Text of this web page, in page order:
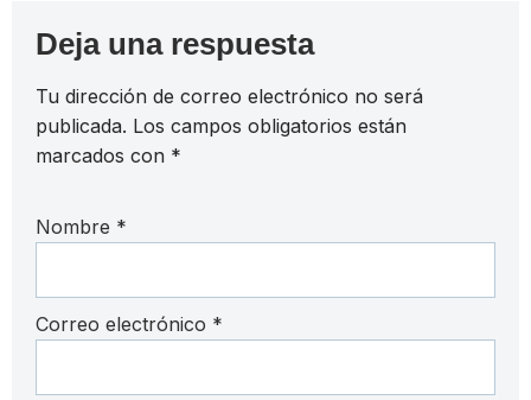
Deja una respuesta
Tu dirección de correo electrónico no será
publicada. Los campos obligatorios están
marcados con *
Nombre *
Correo electrónico *